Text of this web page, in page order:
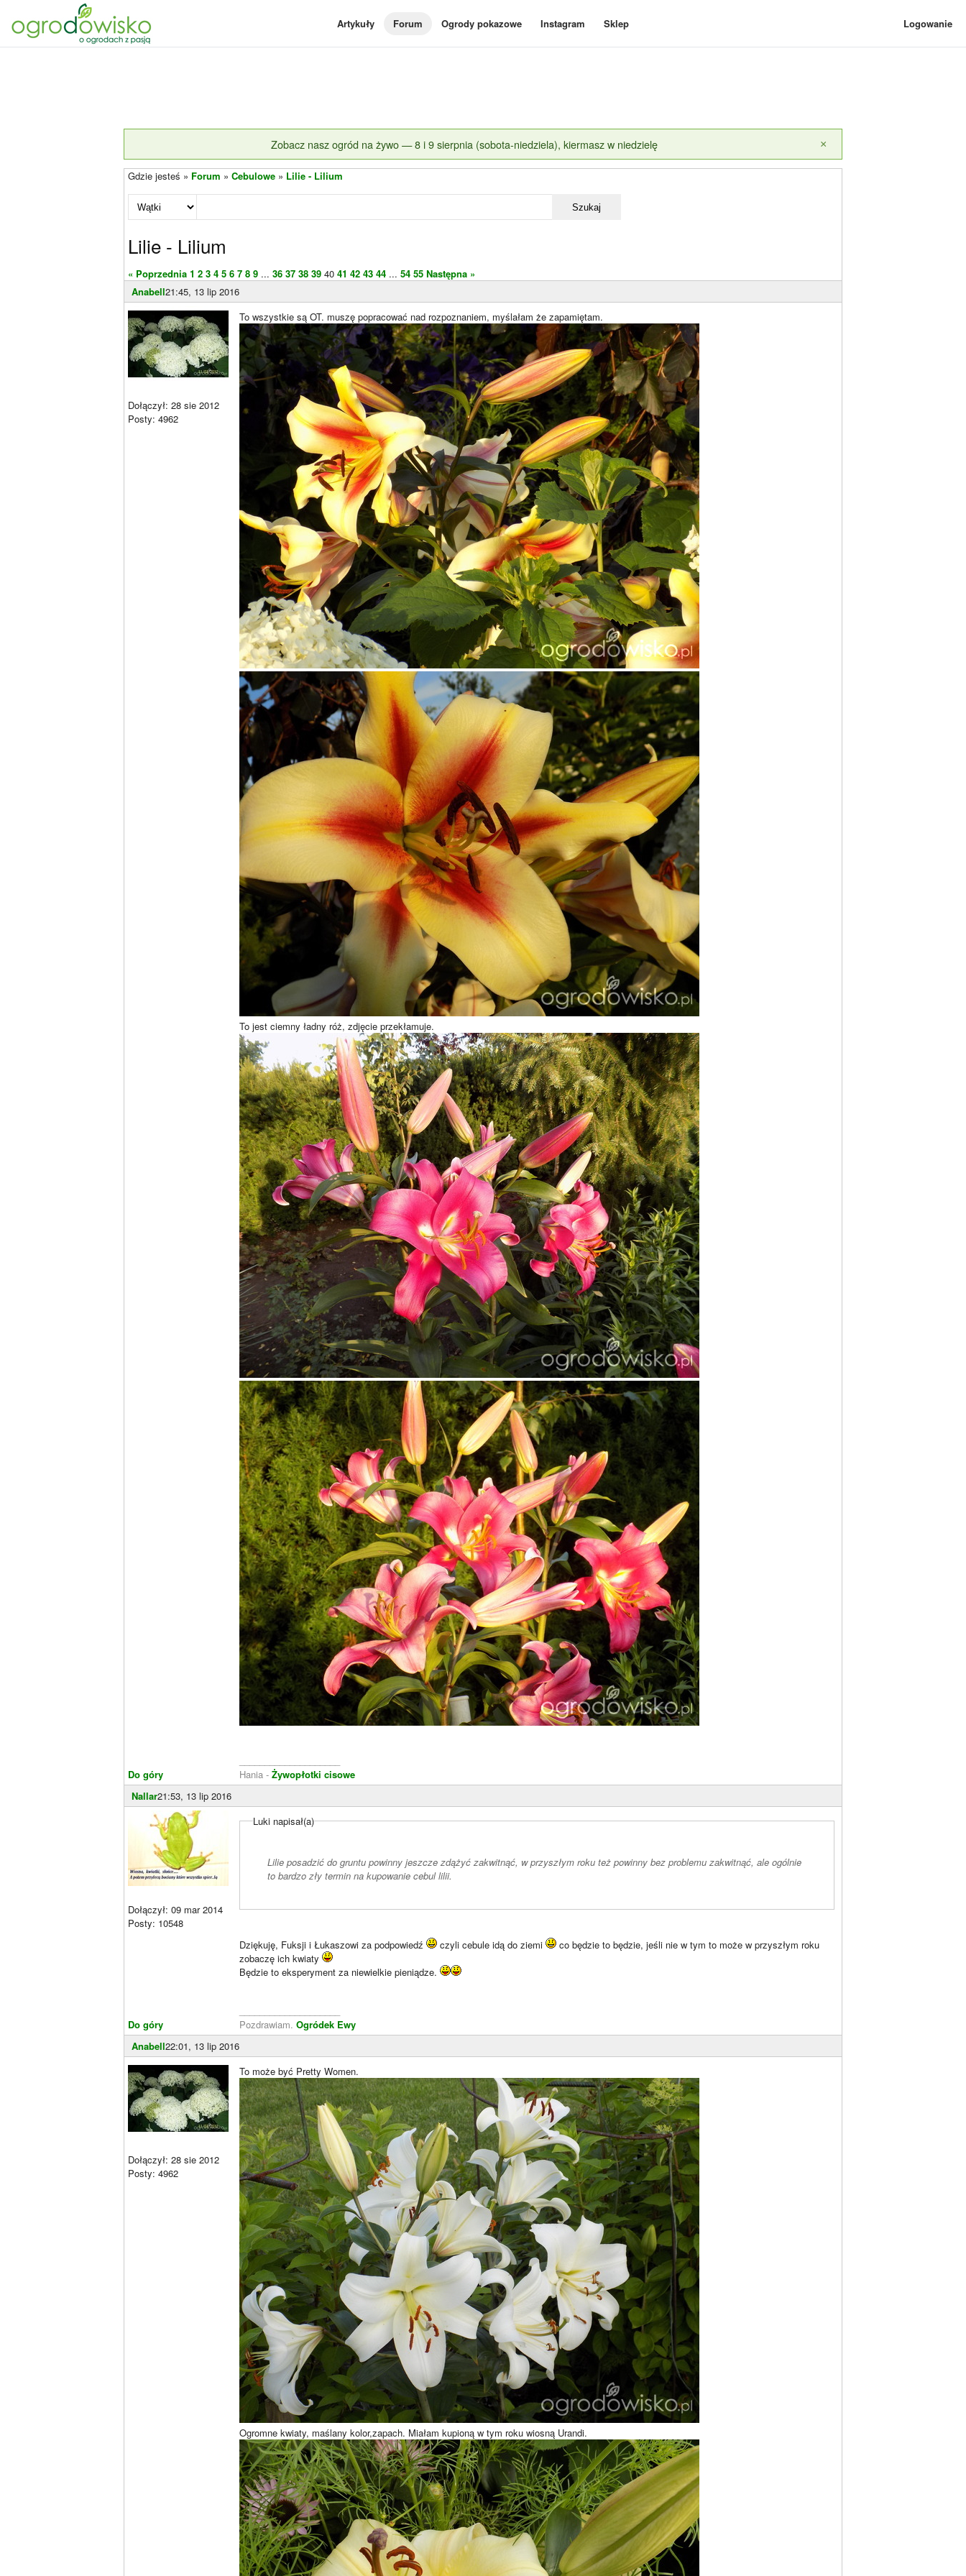
Artykuły Forum Ogrody pokazowe Instagram Sklep Logowanie
Zobacz nasz ogród na żywo — 8 i 9 sierpnia (sobota-niedziela), kiermasz w niedzielę ×
Gdzie jesteś » Forum » Cebulowe » Lilie - Lilium
Szukaj
Lilie - Lilium
« Poprzednia 1 2 3 4 5 6 7 8 9 ... 36 37 38 39 40 41 42 43 44 ... 54 55 Następna »
Anabell21:45, 13 lip 2016
Dołączył: 28 sie 2012
Posty: 4962
Do góry
To wszystkie są OT. muszę popracować nad rozpoznaniem, myślałam że zapamiętam.
To jest ciemny ładny róż, zdjęcie przekłamuje.
Hania - Żywopłotki cisowe
Nallar21:53, 13 lip 2016
Dołączył: 09 mar 2014
Posty: 10548
Do góry
Luki napisał(a)
Lilie posadzić do gruntu powinny jeszcze zdążyć zakwitnąć, w przyszłym roku też powinny bez problemu zakwitnąć, ale ogólnie
to bardzo zły termin na kupowanie cebul lilii.
Dziękuję, Fuksji i Łukaszowi za podpowiedź czyli cebule idą do ziemi
co będzie to będzie, jeśli nie w tym to może w przyszłym roku
zobaczę ich kwiaty
Będzie to eksperyment za niewielkie pieniądze.
Pozdrawiam. Ogródek Ewy
Anabell22:01, 13 lip 2016
Dołączył: 28 sie 2012
Posty: 4962
To może być Pretty Women.
Ogromne kwiaty, maślany kolor,zapach. Miałam kupioną w tym roku wiosną Urandi.